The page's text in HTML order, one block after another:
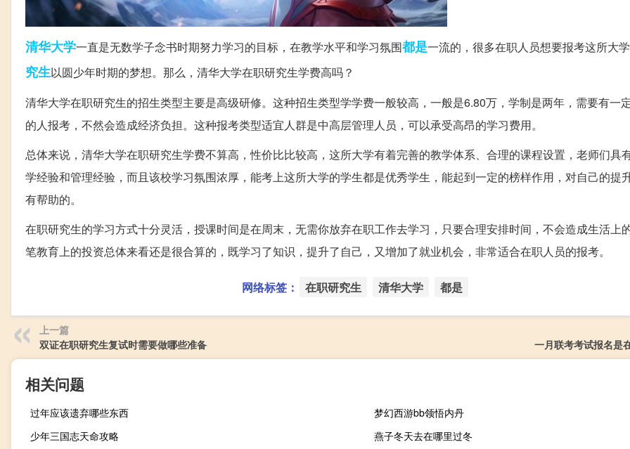
清华大学一直是无数学子念书时期努力学习的目标，在教学水平和学习氛围都是一流的，很多在职人员想要报考这所大
究生以圆少年时期的梦想。那么，清华大学在职研究生学费高吗？
清华大学在职研究生的招生类型主要是高级研修。这种招生类型学学费一般较高，一般是6.80万，学制是两年，需要有一
的人报考，不然会造成经济负担。这种报考类型适宜人群是中高层管理人员，可以承受高昂的学习费用。
总体来说，清华大学在职研究生学费不算高，性价比比较高，这所大学有着完善的教学体系、合理的课程设置，老师们具
学经验和管理经验，而且该校学习氛围浓厚，能考上这所大学的学生都是优秀学生，能起到一定的榜样作用，对自己的提
有帮助的。
在职研究生的学习方式十分灵活，授课时间是在周末，无需你放弃在职工作去学习，只要合理安排时间，不会造成生活上
笔教育上的投资总体来看还是很合算的，既学习了知识，提升了自己，又增加了就业机会，非常适合在职人员的报考。
网络标签： 在职研究生 清华大学 都是
上一篇
双证在职研究生复试时需要做哪些准备
一月联考考试报名是
相关问题
过年应该遗弃哪些东西
梦幻西游bb领悟内丹
少年三国志天命攻略
燕子冬天去在哪里过冬